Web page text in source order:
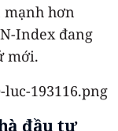
mạnh hơn
Index đang
mới.
đầu tư